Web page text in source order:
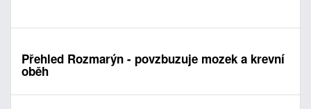
Přehled Rozmarýn - povzbuzuje mozek a krevní
oběh